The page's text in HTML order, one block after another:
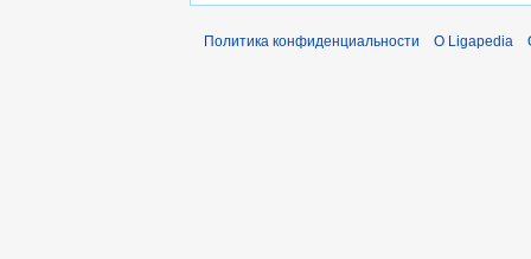
Политика конфиденциальности О Ligapedia